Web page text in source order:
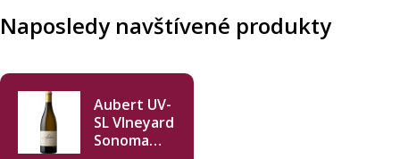
Naposledy navštívené produkty
Aubert UV-
SL VIneyard
Sonoma